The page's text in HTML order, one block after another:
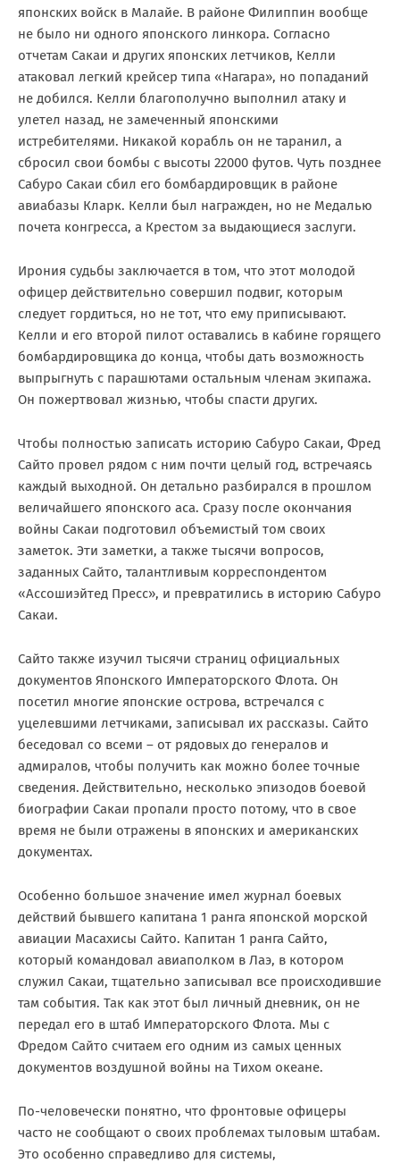
японских войск в Малайе. В районе Филиппин вообще
не было ни одного японского линкора. Согласно
отчетам Сакаи и других японских летчиков, Келли
атаковал легкий крейсер типа «Нагара», но попаданий
не добился. Келли благополучно выполнил атаку и
улетел назад, не замеченный японскими
истребителями. Никакой корабль он не таранил, а
сбросил свои бомбы с высоты 22000 футов. Чуть позднее
Сабуро Сакаи сбил его бомбардировщик в районе
авиабазы Кларк. Келли был награжден, но не Медалью
почета конгресса, а Крестом за выдающиеся заслуги.
Ирония судьбы заключается в том, что этот молодой
офицер действительно совершил подвиг, которым
следует гордиться, но не тот, что ему приписывают.
Келли и его второй пилот оставались в кабине горящего
бомбардировщика до конца, чтобы дать возможность
выпрыгнуть с парашютами остальным членам экипажа.
Он пожертвовал жизнью, чтобы спасти других.
Чтобы полностью записать историю Сабуро Сакаи, Фред
Сайто провел рядом с ним почти целый год, встречаясь
каждый выходной. Он детально разбирался в прошлом
величайшего японского аса. Сразу после окончания
войны Сакаи подготовил объемистый том своих
заметок. Эти заметки, а также тысячи вопросов,
заданных Сайто, талантливым корреспондентом
«Ассошиэйтед Пресс», и превратились в историю Сабуро
Сакаи.
Сайто также изучил тысячи страниц официальных
документов Японского Императорского Флота. Он
посетил многие японские острова, встречался с
уцелевшими летчиками, записывал их рассказы. Сайто
беседовал со всеми – от рядовых до генералов и
адмиралов, чтобы получить как можно более точные
сведения. Действительно, несколько эпизодов боевой
биографии Сакаи пропали просто потому, что в свое
время не были отражены в японских и американских
документах.
Особенно большое значение имел журнал боевых
действий бывшего капитана 1 ранга японской морской
авиации Масахисы Сайто. Капитан 1 ранга Сайто,
который командовал авиаполком в Лаэ, в котором
служил Сакаи, тщательно записывал все происходившие
там события. Так как этот был личный дневник, он не
передал его в штаб Императорского Флота. Мы с
Фредом Сайто считаем его одним из самых ценных
документов воздушной войны на Тихом океане.
По-человечески понятно, что фронтовые офицеры
часто не сообщают о своих проблемах тыловым штабам.
Это особенно справедливо для системы,